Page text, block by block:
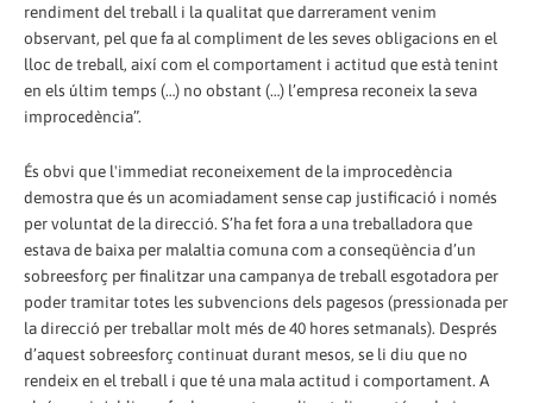
rendiment del treball i la qualitat que darrerament venim
observant, pel que fa al compliment de les seves obligacions en el
lloc de treball, així com el comportament i actitud que està tenint
en els últim temps (…) no obstant (…) l’empresa reconeix la seva
improcedència”.
És obvi que l'immediat reconeixement de la improcedència
demostra que és un acomiadament sense cap justificació i només
per voluntat de la direcció. S’ha fet fora a una treballadora que
estava de baixa per malaltia comuna com a conseqüència d’un
sobreesforç per finalitzar una campanya de treball esgotadora per
poder tramitar totes les subvencions dels pagesos (pressionada per
la direcció per treballar molt més de 40 hores setmanals). Després
d’aquest sobreesforç continuat durant mesos, se li diu que no
rendeix en el treball i que té una mala actitud i comportament. A